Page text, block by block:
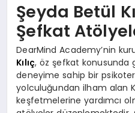
Şeyda Betül
Şefkat
DearMind Academy’nin
Kılıç, öz şefkat konusunda
deneyime sahip bir
yolculuğundan ilham alan
keşfetmelerine yardımcı